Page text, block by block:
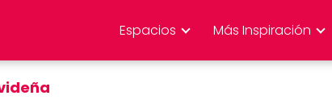
Espacios Más Inspiración